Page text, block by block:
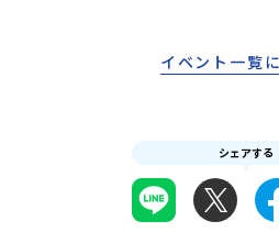
加またはプログラム開始後の解除：
にてご連絡いたします。・よくあるご
ム主催：一般財団法人地域・教育魅力
ある若者にあふれる持続可能な地域・
た「当選確認フォーム」に３日以内に
の提出をもって参加確定とさせていた
合は下記の地域みらい留学公式LINE
受信制限設定をしていると、通知メー
ん。その場合は、「@miratabi.jp」か
設定をお願いいたします。※結果に関
イベント一覧
シェアする